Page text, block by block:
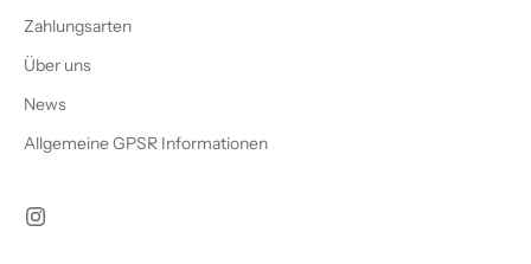
Zahlungsarten
Über uns
News
Allgemeine GPSR Informationen